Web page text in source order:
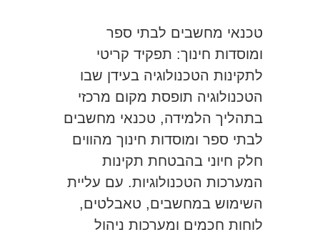
טכנאי מחשבים לבתי ספר
ומוסדות חינוך: תפקיד קריטי
לתקינות הטכנולוגיה בעידן שבו
הטכנולוגיה תופסת מקום מרכזי
בתהליך הלמידה, טכנאי מחשבים
לבתי ספר ומוסדות חינוך מהווים
חלק חיוני בהבטחת תקינות
המערכות הטכנולוגיות. עם עליית
השימוש במחשבים, טאבלטים,
לוחות חכמים ומערכות ניהול